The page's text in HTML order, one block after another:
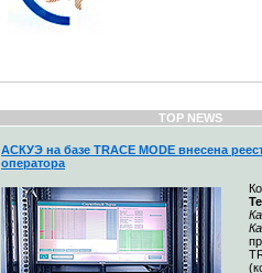
TOP NEWS
АСКУЭ на базе TRACE MODE внесена
оператора